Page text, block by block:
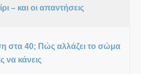
– και οι απαντήσεις
στα 40; Πώς αλλάζει το σώμα
να κάνεις